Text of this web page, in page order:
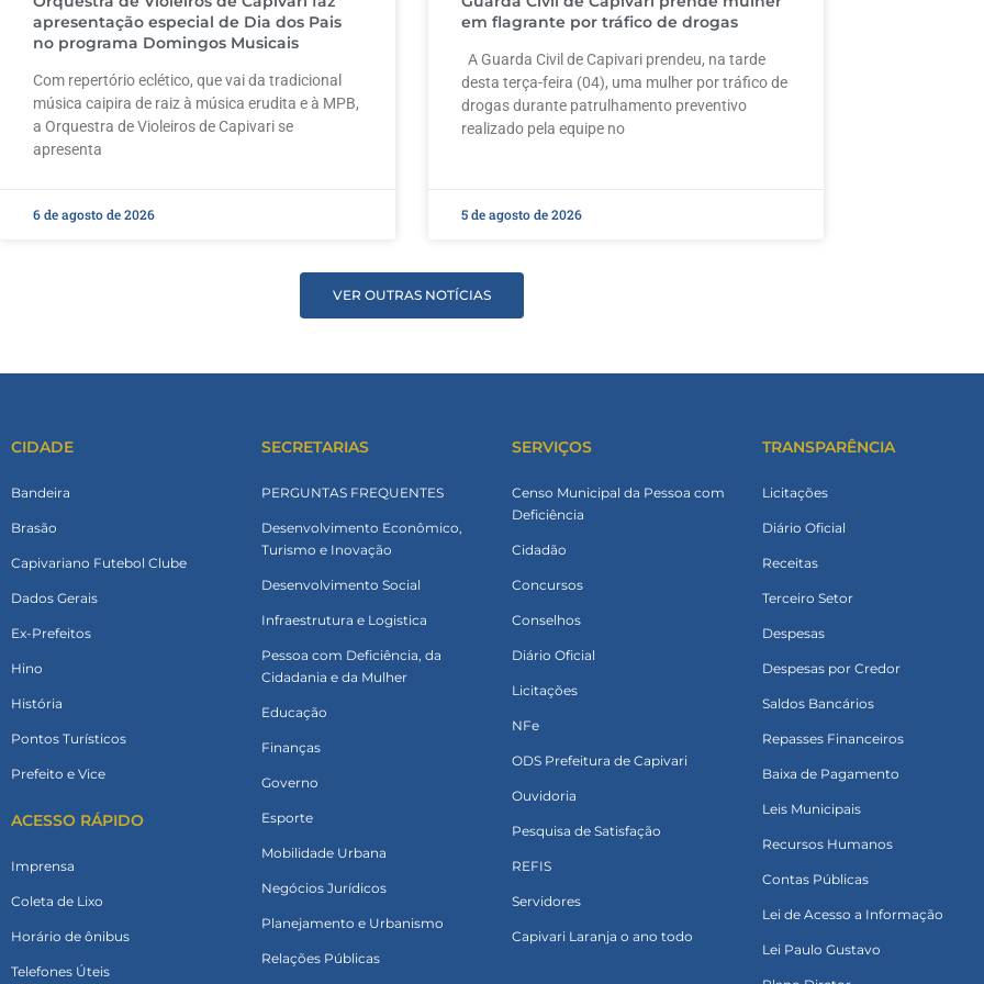
apresentação especial de Dia dos Pais
no programa Domingos Musicais
Com repertório eclético, que vai da tradicional
música caipira de raiz à música erudita e à MPB,
a Orquestra de Violeiros de Capivari se
apresenta
6 de agosto de 2026
em flagrante por tráfico de drogas
A Guarda Civil de Capivari prendeu, na tarde
desta terça-feira (04), uma mulher por tráfico de
drogas durante patrulhamento preventivo
realizado pela equipe no
5 de agosto de 2026
VER OUTRAS NOTÍCIAS
CIDADE
Bandeira
Brasão
Capivariano Futebol Clube
Dados Gerais
Ex-Prefeitos
Hino
História
Pontos Turísticos
Prefeito e Vice
ACESSO RÁPIDO
Imprensa
Coleta de Lixo
Horário de ônibus
Telefones Úteis
SECRETARIAS
PERGUNTAS FREQUENTES
Desenvolvimento Econômico,
Turismo e Inovação
Desenvolvimento Social
Infraestrutura e Logistica
Pessoa com Deficiência, da
Cidadania e da Mulher
Educação
Finanças
Governo
Esporte
Mobilidade Urbana
Negócios Jurídicos
Planejamento e Urbanismo
Relações Públicas
SERVIÇOS
Censo Municipal da Pessoa com
Deficiência
Cidadão
Concursos
Conselhos
Diário Oficial
Licitações
NFe
ODS Prefeitura de Capivari
Ouvidoria
Pesquisa de Satisfação
REFIS
Servidores
Capivari Laranja o ano todo
TRANSPARÊNCIA
Licitações
Diário Oficial
Receitas
Terceiro Setor
Despesas
Despesas por Credor
Saldos Bancários
Repasses Financeiros
Baixa de Pagamento
Leis Municipais
Recursos Humanos
Contas Públicas
Lei de Acesso a Informação
Lei Paulo Gustavo